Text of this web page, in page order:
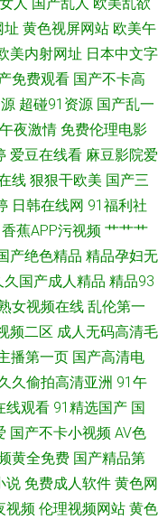
一级av91日韩 黄色苍库 91
导航 久草五月份 超碰色人
大全 萌白酱肏屄视频 www
日韩第一色
址 黄色视屏网站 欧美午
美内射网址 日本中文字
免费观看 国产不卡高
超碰91资源 国产乱一
夜激情 免费伦理电影
爱豆在线看 麻豆影院爱
线 狠狠干欧美 国产三
日韩在线网 91福利社
香蕉APP污视频 艹艹艹
产绝色精品 精品孕妇无
久国产成人精品 精品93
女视频在线 乱伦第一
频二区 成人无码高清毛
播第一页 国产高清电
久偷拍高清亚洲 91午
线观看 91精选国产 国
国产不卡小视频 AV色
黄全免费 国产精品第
说 免费成人软件 黄色网
视频 伦理视频网站 黄色